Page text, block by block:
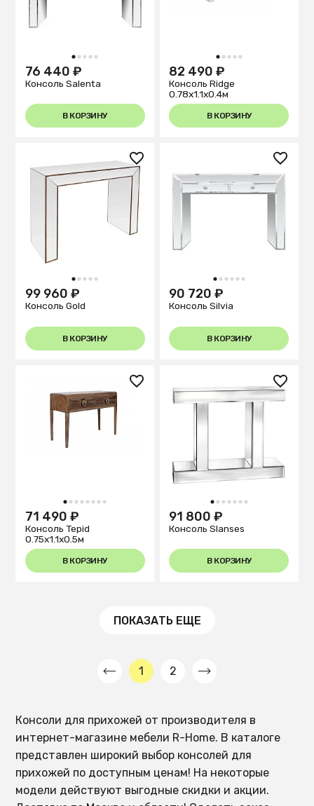
1 2 3 4 5
76 440 ₽
Консоль Salenta
В КОРЗИНУ
1 2 3 4 5
82 490 ₽
Консоль Ridge
0.78x1.1x0.4м
В КОРЗИНУ
1 2 3 4 5
99 960 ₽
Консоль Gold
В КОРЗИНУ
1 2 3 4 5 6
90 720 ₽
Консоль Silvia
В КОРЗИНУ
1 2 3 4 5 6 7 8
71 490 ₽
Консоль Tepid
0.75x1.1x0.5м
В КОРЗИНУ
1 2 3 4 5 6 7
91 800 ₽
Консоль Slanses
В КОРЗИНУ
ПОКАЗАТЬ ЕЩЕ
1 2
Консоли для прихожей от производителя в
интернет-магазине мебели R-Home. В каталоге
представлен широкий выбор консолей для
прихожей по доступным ценам! На некоторые
модели действуют выгодные скидки и акции.